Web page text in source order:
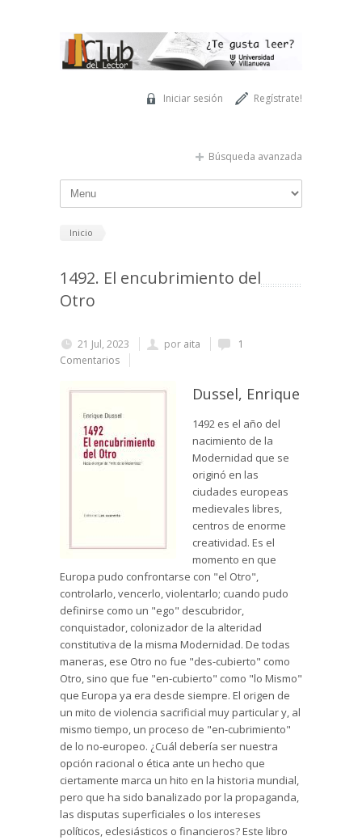
Regístrate!
Iniciar sesión
Búsqueda avanzada
Inicio
1492. El encubrimiento del
Otro
21 Jul, 2023 por aita
1
Comentarios
Dussel, Enrique
1492 es el año del
nacimiento de la
Modernidad que se
originó en las
ciudades europeas
medievales libres,
centros de enorme
creatividad. Es el
momento en que
Europa pudo confrontarse con "el Otro",
controlarlo, vencerlo, violentarlo; cuando pudo
definirse como un "ego" descubridor,
conquistador, colonizador de la alteridad
constitutiva de la misma Modernidad. De todas
maneras, ese Otro no fue "des-cubierto" como
Otro, sino que fue "en-cubierto" como "lo Mismo"
que Europa ya era desde siempre. El origen de
un mito de violencia sacrificial muy particular y, al
mismo tiempo, un proceso de "en-cubrimiento"
de lo no-europeo. ¿Cuál debería ser nuestra
opción racional o ética ante un hecho que
ciertamente marca un hito en la historia mundial,
pero que ha sido banalizado por la propaganda,
las disputas superficiales o los intereses
políticos, eclesiásticos o financieros? Este libro